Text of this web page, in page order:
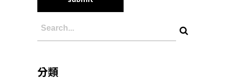
分類